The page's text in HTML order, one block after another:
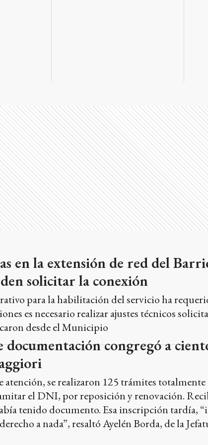
en la extensión de red del
solicitar la conexión
para la habilitación del servicio ha
es necesario realizar ajustes técnicos
desde el Municipio
congregó a
atención, se realizaron 125 trámites
el DNI, por reposición y renovación.
tenido documento. Esa inscripción tardía,
a nada”, resaltó Ayelén Borda, de la